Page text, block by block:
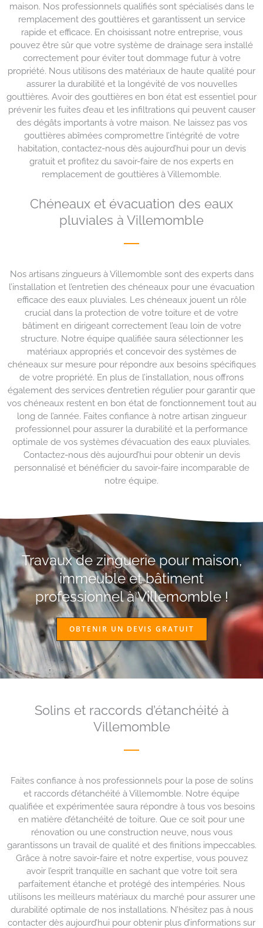
maison. Nos professionnels qualifiés sont spécialisés dans le
remplacement des gouttières et garantissent un service
rapide et efficace. En choisissant notre entreprise, vous
pouvez être sûr que votre système de drainage sera installé
correctement pour éviter tout dommage futur à votre
propriété. Nous utilisons des matériaux de haute qualité pour
assurer la durabilité et la longévité de vos nouvelles
gouttières. Avoir des gouttières en bon état est essentiel pour
prévenir les fuites d’eau et les infiltrations qui peuvent causer
des dégâts importants à votre maison. Ne laissez pas vos
gouttières abîmées compromettre l’intégrité de votre
habitation, contactez-nous dès aujourd’hui pour un devis
gratuit et profitez du savoir-faire de nos experts en
remplacement de gouttières à Villemomble.
Chéneaux et évacuation des eaux
pluviales à Villemomble
Nos artisans zingueurs à Villemomble sont des experts dans
l’installation et l’entretien des chéneaux pour une évacuation
efficace des eaux pluviales. Les chéneaux jouent un rôle
crucial dans la protection de votre toiture et de votre
bâtiment en dirigeant correctement l’eau loin de votre
structure. Notre équipe qualifiée saura sélectionner les
matériaux appropriés et concevoir des systèmes de
chéneaux sur mesure pour répondre aux besoins spécifiques
de votre propriété. En plus de l’installation, nous offrons
également des services d’entretien régulier pour garantir que
vos chéneaux restent en bon état de fonctionnement tout au
long de l’année. Faites confiance à notre artisan zingueur
professionnel pour assurer la durabilité et la performance
optimale de vos systèmes d’évacuation des eaux pluviales.
Contactez-nous dès aujourd’hui pour obtenir un devis
personnalisé et bénéficier du savoir-faire incomparable de
notre équipe.
Travaux de zinguerie pour maison,
immeuble et bâtiment
professionnel à Villemomble !
OBTENIR UN DEVIS GRATUIT
Solins et raccords d’étanchéité à
Villemomble
Faites confiance à nos professionnels pour la pose de solins
et raccords d’étanchéité à Villemomble. Notre équipe
qualifiée et expérimentée saura répondre à tous vos besoins
en matière d’étanchéité de toiture. Que ce soit pour une
rénovation ou une construction neuve, nous vous
garantissons un travail de qualité et des finitions impeccables.
Grâce à notre savoir-faire et notre expertise, vous pouvez
avoir l’esprit tranquille en sachant que votre toit sera
parfaitement étanche et protégé des intempéries. Nous
utilisons les meilleurs matériaux du marché pour assurer une
durabilité optimale de nos installations. N’hésitez pas à nous
contacter dès aujourd’hui pour obtenir plus d’informations sur